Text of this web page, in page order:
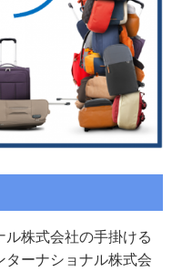
株式会社の手掛ける
ーナショナル株式会